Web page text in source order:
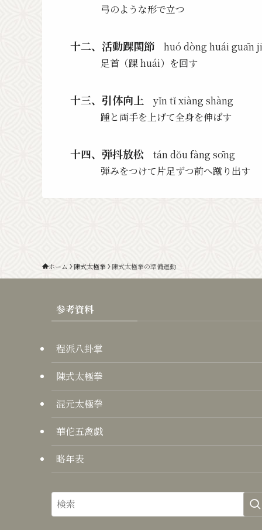
弓のような形で立つ
十二、活動踝関節 huó dòng huái guān
足首（踝 huái）を回す
十三、引体向上 yǐn tǐ xiàng shàng
踵と両手を上げて全身を伸ばす
十四、弾抖放松 tán dŏu fàng sōng
弾みをつけて片足ずつ前へ蹴り出す
ホーム 陳式太極拳 陳式太極拳の準備運動
参考資料
程派八卦掌
陳式太極拳
混元太極拳
華佗五禽戯
略年表